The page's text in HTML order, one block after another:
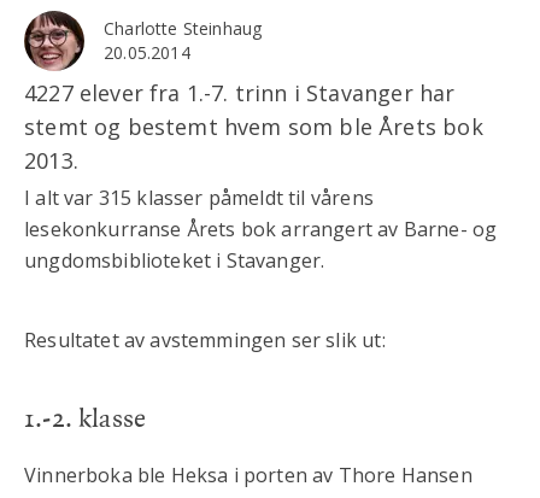
Charlotte Steinhaug
20.05.2014
4227 elever fra 1.-7. trinn i Stavanger har
stemt og bestemt hvem som ble Årets bok
2013.
I alt var 315 klasser påmeldt til vårens
lesekonkurranse Årets bok arrangert av Barne- og
ungdomsbiblioteket i Stavanger.
Resultatet av avstemmingen ser slik ut:
1.-2. klasse
Vinnerboka ble Heksa i porten av Thore Hansen